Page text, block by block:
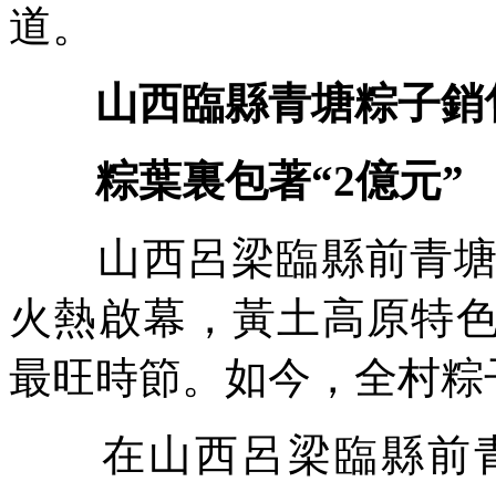
道。
山西臨縣青塘粽子
粽葉裏包著“2億元”
山西呂梁臨縣前青塘
火熱啟幕，黃土高原特
最旺時節。如今，全村
在山西呂梁臨縣前